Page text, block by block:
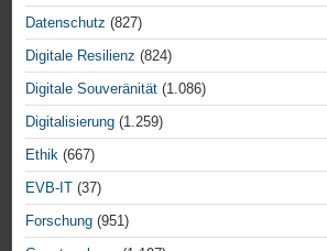
Datenschutz (827)
Digitale Resilienz (824)
Digitale Souveränität (1.086)
Digitalisierung (1.259)
Ethik (667)
EVB-IT (37)
Forschung (951)